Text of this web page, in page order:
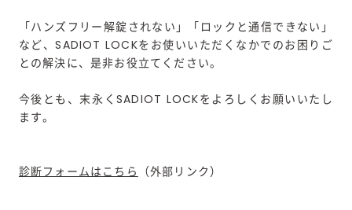
「ハンズフリー解錠されない」「ロックと通信できない」
など、SADIOT LOCKをお使いいただくなかでのお困りご
との解決に、是非お役立てください。
今後とも、末永くSADIOT LOCKをよろしくお願いいたし
ます。
診断フォームはこちら （外部リンク）